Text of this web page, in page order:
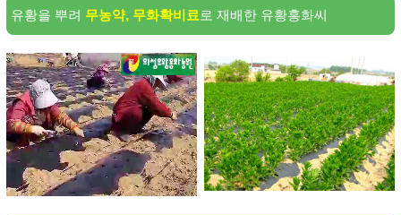
유황을 뿌려 무농약, 무화확비료 로 재배한 유황홍화씨